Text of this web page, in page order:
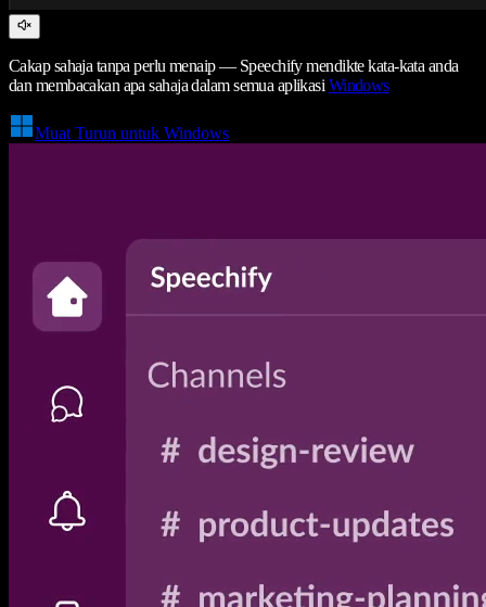
Cakap sahaja tanpa perlu menaip — Speechify mendikte kata-kata anda
dan membacakan apa sahaja dalam semua aplikasi Windows
Muat Turun untuk Windows